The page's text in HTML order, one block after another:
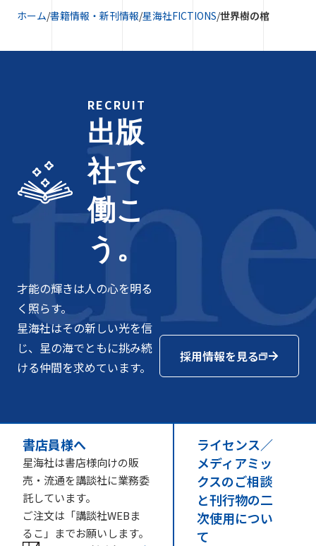
ホーム/書籍情報・新刊情報/星海社FICTIONS/世界樹の棺
RECRUIT
出版
社で
働こ
う。
才能の輝きは人の心を明る
く照らす。
星海社はその新しい光を信
じ、星の海でともに挑み続
ける仲間を求めています。
採用情報を見る
書店員様へ
星海社は書店様向けの販
売・流通を講談社に業務委
託しています。
ご注文は「講談社WEBま
るこ」までお願いします。
ライセンス／
メディアミッ
クスのご相談
と刊行物の二
次使用につい
て